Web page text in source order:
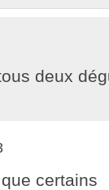
deux
certains